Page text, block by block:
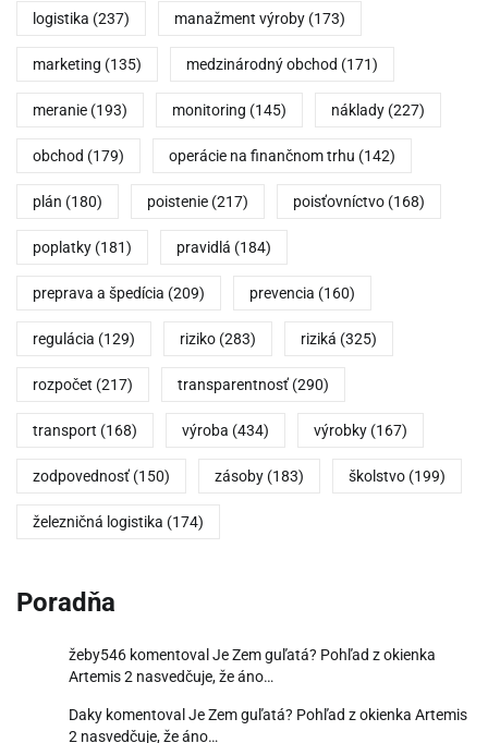
logistika (237) manažment výroby (173)
marketing (135) medzinárodný obchod (171)
meranie (193) monitoring (145) náklady (227)
obchod (179) operácie na finančnom trhu (142)
plán (180) poistenie (217) poisťovníctvo (168)
poplatky (181) pravidlá (184)
preprava a špedícia (209) prevencia (160)
regulácia (129) riziko (283) riziká (325)
rozpočet (217) transparentnosť (290)
transport (168) výroba (434) výrobky (167)
zodpovednosť (150) zásoby (183) školstvo (199)
železničná logistika (174)
Poradňa
žeby546 komentoval Je Zem guľatá? Pohľad z okienka
Artemis 2 nasvedčuje, že áno…
Daky komentoval Je Zem guľatá? Pohľad z okienka Artemis
2 nasvedčuje, že áno…